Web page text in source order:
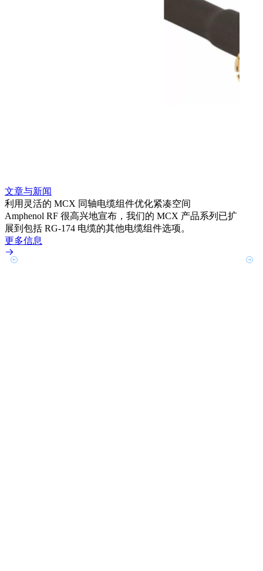
文章与新闻
利用灵活的 MCX 同轴电缆组件优化紧凑空间
Amphenol RF 很高兴地宣布，我们的 MCX 产品系列已扩
展到包括 RG-174 电缆的其他电缆组件选项。
更多信息